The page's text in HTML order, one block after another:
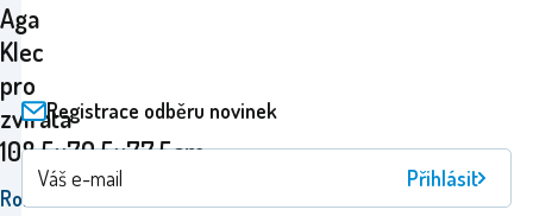
Aga
Klec
pro
zvířata
108,5x70,5x77,5cm
Robustní
Registrace odběru novinek
Přihlásit